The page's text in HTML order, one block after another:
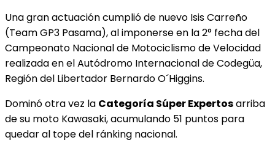
Una gran actuación cumplió de nuevo Isis Carreño
(Team GP3 Pasama), al imponerse en la 2° fecha del
Campeonato Nacional de Motociclismo de Velocidad
realizada en el Autódromo Internacional de Codegüa,
Región del Libertador Bernardo O´Higgins.
Dominó otra vez la Categoría Súper Expertosarriba
de su moto Kawasaki, acumulando 51 puntos para
quedar al tope del ránking nacional.